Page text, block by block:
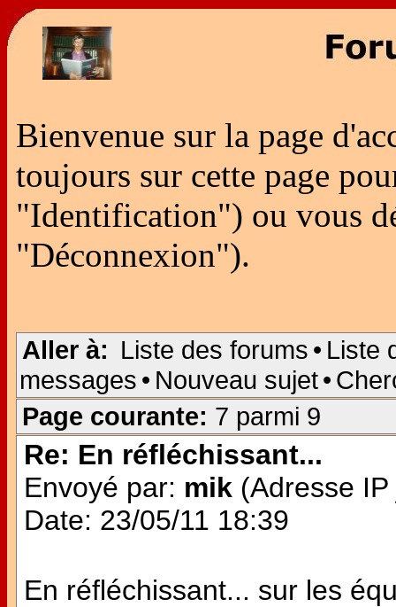
Bienvenue sur la page
toujours sur cette page
"Identification") ou vous
"Déconnexion").
Aller à: Liste des forums • Liste
messages • Nouveau sujet•
Page courante: 7 parmi 9
Re: En réfléchissant...
Envoyé par: mik (Adresse
Date: 23/05/11 18:39
En réfléchissant... sur les